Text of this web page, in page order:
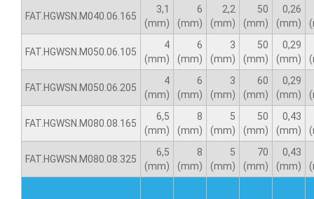
FAT.HGWSN.M040.06.165
3,1
(mm)
6
(mm)
2,2
(mm)
50
(mm)
0,26
(mm)
FAT.HGWSN.M050.06.105
4
(mm)
6
(mm)
3
(mm)
50
(mm)
0,29
(mm)
FAT.HGWSN.M050.06.205
4
(mm)
6
(mm)
3
(mm)
60
(mm)
0,29
(mm)
FAT.HGWSN.M080.08.165
6,5
(mm)
8
(mm)
5
(mm)
50
(mm)
0,43
(mm)
FAT.HGWSN.M080.08.325
6,5
(mm)
8
(mm)
5
(mm)
70
(mm)
0,43
(mm)